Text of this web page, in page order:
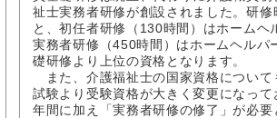
祉士実務者研修が創設されました。研修
と、初任者研修（130時間）はホームヘ
実務者研修（450時間）はホームヘルパ
礎研修より上位の資格となります。
また、介護福祉士の国家資格について
試験より受験資格が大きく変更になっ
年間に加え「実務者研修の修了」が必要